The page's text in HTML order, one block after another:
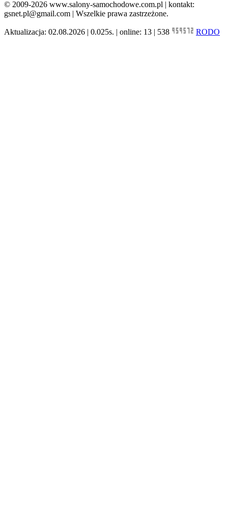
© 2009-2026 www.salony-samochodowe.com.pl | kontakt:
gsnet.pl@gmail.com | Wszelkie prawa zastrzeżone.
Aktualizacja: 02.08.2026 | 0.025s. | online: 13 | 538 RODO